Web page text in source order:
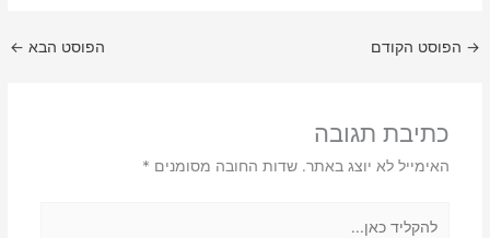
→ הפוסט הקודם הפוסט הבא ←
כתיבת תגובה
האימייל לא יוצג באתר. שדות החובה מסומנים *